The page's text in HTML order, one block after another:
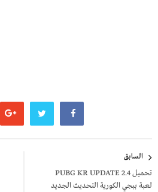
المقالات
السابق
تحميل PUBG KR UPDATE 2.4
لعبة ببجي الكورية التحديث الجديد